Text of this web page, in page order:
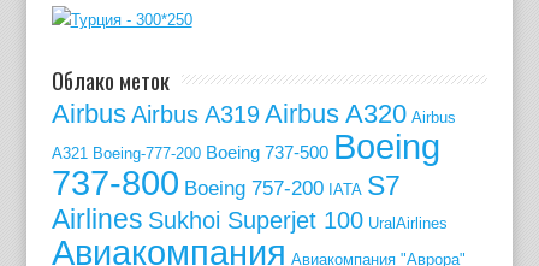
Облако меток
Airbus Airbus A319 Airbus A320 Airbus
A321 Boeing-777-200 Boeing 737-500 Boeing
737-800 Boeing 757-200 IATA S7
Airlines Sukhoi Superjet 100 UralAirlines
Авиакомпания Авиакомпания "Аврора"